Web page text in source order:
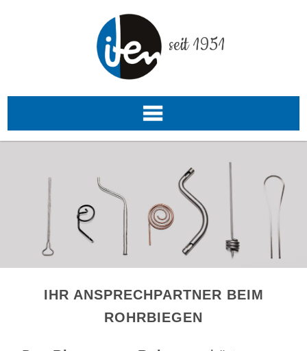
seit 1951
IHR ANSPRECHPARTNER BEIM
ROHRBIEGEN